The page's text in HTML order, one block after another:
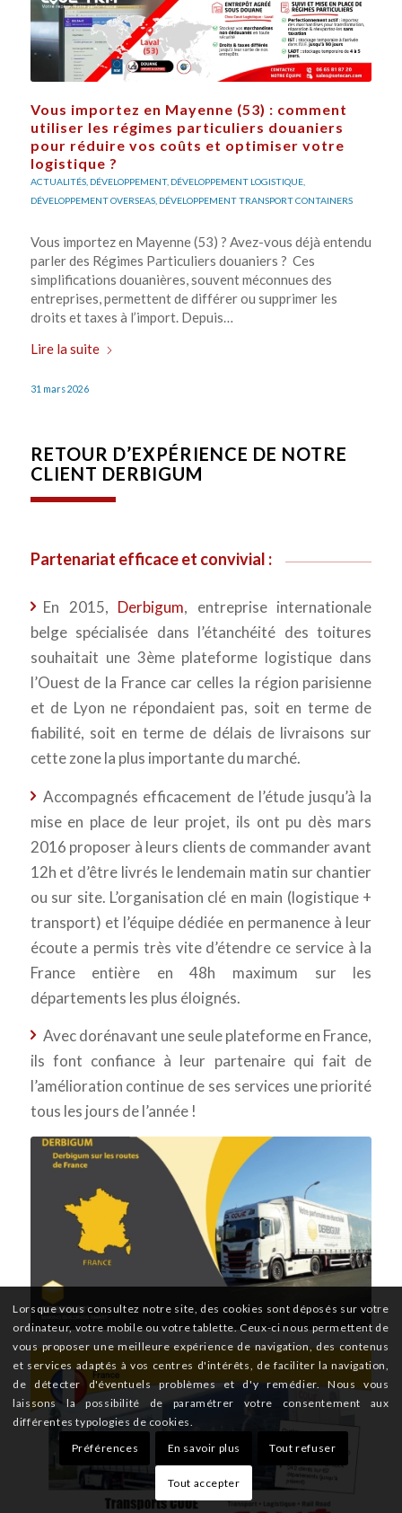
Vous importez en Mayenne (53) : comment
utiliser les régimes particuliers douaniers
pour réduire vos coûts et optimiser votre
logistique ?
ACTUALITÉS, DÉVELOPPEMENT, DÉVELOPPEMENT LOGISTIQUE,
DÉVELOPPEMENT OVERSEAS, DÉVELOPPEMENT TRANSPORT CONTAINERS
Vous importez en Mayenne (53) ? Avez-vous déjà entendu
parler des Régimes Particuliers douaniers ? Ces
simplifications douanières, souvent méconnues des
entreprises, permettent de différer ou supprimer les
droits et taxes à l’import. Depuis…
Lire la suite
31 mars 2026
RETOUR D’EXPÉRIENCE DE NOTRE
CLIENT DERBIGUM
Partenariat efficace et convivial :
En 2015, Derbigum, entreprise internationale
belge spécialisée dans l’étanchéité des toitures
souhaitait une 3ème plateforme logistique dans
l’Ouest de la France car celles la région parisienne
et de Lyon ne répondaient pas, soit en terme de
fiabilité, soit en terme de délais de livraisons sur
cette zone la plus importante du marché.
Accompagnés efficacement de l’étude jusqu’à la
mise en place de leur projet, ils ont pu dès mars
2016 proposer à leurs clients de commander avant
12h et d’être livrés le lendemain matin sur chantier
ou sur site. L’organisation clé en main (logistique +
transport) et l’équipe dédiée en permanence à leur
écoute a permis très vite d’étendre ce service à la
France entière en 48h maximum sur les
départements les plus éloignés.
Avec dorénavant une seule plateforme en France,
ils font confiance à leur partenaire qui fait de
l’amélioration continue de ses services une priorité
tous les jours de l’année !
Lorsque vous consultez notre site, des cookies sont déposés sur votre
ordinateur, votre mobile ou votre tablette. Ceux-ci nous permettent de
vous proposer une meilleure expérience de navigation, des contenus
et services adaptés à vos centres d'intérêts, de faciliter la navigation,
de détecter d'éventuels problèmes et d'y remédier. Nous vous
laissons la possibilité de paramétrer votre consentement aux
différentes typologies de cookies.
Préférences
En savoir plus Tout refuser
Tout accepter